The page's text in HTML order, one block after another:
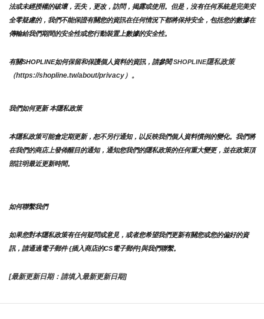
法或未經授權的破壞，丟失，更改，訪問，揭露或使用。但是，沒有任何系統是完美安
全零疑慮的，我們不能保證有關您的資訊在任何情況下都將保持安全，包括您的數據在
傳輸給我們期間的安全性或您行動裝置上數據的安全性。
有關SHOPLINE如何保留和保護個人資料的資訊，請參閱 SHOPLINE隱私政策
（https://shopline.tw/about/privacy）。
我們如何更新 本隱私政策
本隱私政策可能會定期更新，恕不另行通知，以反映我們個人資料慣例的變化。我們將
在我們的商店上發佈醒目的通知，通知您我們的隱私政策的任何重大變更，並在政策頂
部註明最近更新時間。
如何聯繫我們
如果您對本隱私政策有任何疑問或意見，或者您希望我們更新有關您或您的偏好的資
訊，請通過電子郵件 {插入商店的CS電子郵件]與我們聯繫。
[最新更新日期：請填入最新更新日期]